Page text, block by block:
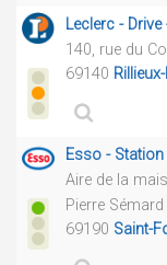
Leclerc -
140, rue du
69140
Esso -
Aire de la
Pierre
69190 Saint-